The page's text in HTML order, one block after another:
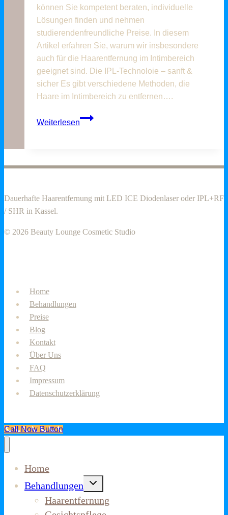
können Sie kompetent beraten, individuelle
Lösungen finden und nehmen
studierendenfreundliche Preise. In diesem
Artikel erfahren Sie, warum wir insbesondere
auch für die Haarentfernung im Intimbereich
geeignet sind. Die IPL-Technoloie – sanft &
sicher Es gibt verschiedene Methoden, die
Haare im Intimbereich zu entfernen….
Weiterlesen
Intimbehaarung
entfernen
Lounge
Dauerhafte Haarentfernung mit LED ICE Diodenlaser oder IPL+RF
/ SHR in Kassel.
© 2026 Beauty Lounge Cosmetic Studio
Home
Behandlungen
Preise
Blog
Kontakt
Über Uns
FAQ
Impressum
Datenschutzerklärung
Call Now Button
Home
Behandlungen
Untermenü
Haarentfernung